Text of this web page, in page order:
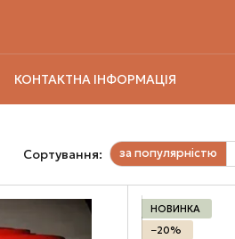
КОНТАКТНА ІНФОРМАЦІЯ
Сортування: за популярністю
НОВИНКА
−20%